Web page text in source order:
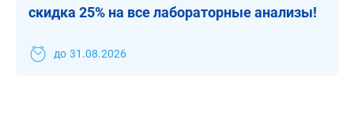
скидка 25% на все лабораторные анализы!
до 31.08.2026